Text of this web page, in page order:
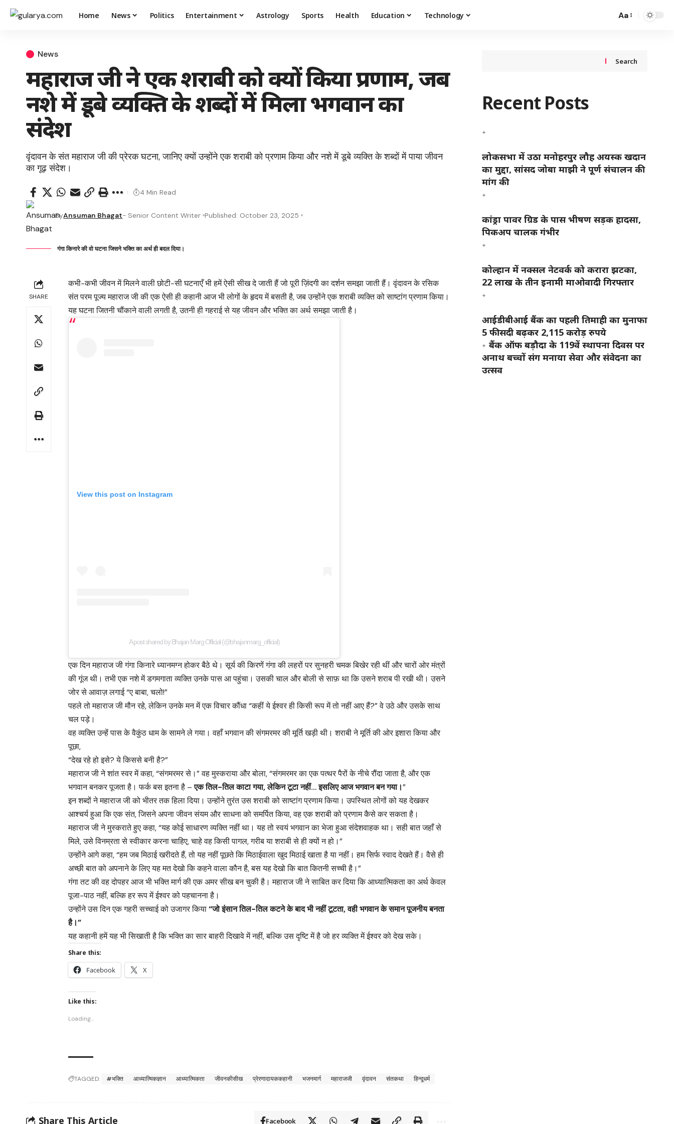
Home News Politics Entertainment Astrology Sports Health Education Technology Aa
News
महाराज जी ने एक शराबी को क्यों किया प्रणाम, जब
नशे में डूबे व्यक्ति के शब्दों में मिला भगवान का
संदेश
वृंदावन के संत महाराज जी की प्रेरक घटना, जानिए क्यों उन्होंने एक शराबी को प्रणाम किया और नशे में डूबे व्यक्ति के शब्दों में पाया जीवन
का गूढ़ संदेश।
ByAnsuman Bhagat- Senior Content Writer Published: October 23, 2025
4 Min Read
गंगा किनारे की वो घटना जिसने भक्ति का अर्थ ही बदल दिया।
SHARE
कभी-कभी जीवन में मिलने वाली छोटी-सी घटनाएँ भी हमें ऐसी सीख दे जाती हैं जो पूरी ज़िंदगी का दर्शन समझा जाती हैं। वृंदावन के रसिक
संत परम पूज्य महाराज जी की एक ऐसी ही कहानी आज भी लोगों के हृदय में बसती है, जब उन्होंने एक शराबी व्यक्ति को साष्टांग प्रणाम किया।
यह घटना जितनी चौंकाने वाली लगती है, उतनी ही गहराई से यह जीवन और भक्ति का अर्थ समझा जाती है।
View this post on Instagram
A post shared by Bhajan Marg Official (@bhajanmarg_official)
एक दिन महाराज जी गंगा किनारे ध्यानमग्न होकर बैठे थे। सूर्य की किरणें गंगा की लहरों पर सुनहरी चमक बिखेर रही थीं और चारों ओर मंत्रों
की गूंज थी। तभी एक नशे में डगमगाता व्यक्ति उनके पास आ पहुंचा। उसकी चाल और बोली से साफ़ था कि उसने शराब पी रखी थी। उसने
जोर से आवाज़ लगाई “ए बाबा, चलो!”
पहले तो महाराज जी मौन रहे, लेकिन उनके मन में एक विचार कौंधा “कहीं ये ईश्वर ही किसी रूप में तो नहीं आए हैं?” वे उठे और उसके साथ
चल पड़े।
वह व्यक्ति उन्हें पास के वैकुंठ धाम के सामने ले गया। वहाँ भगवान की संगमरमर की मूर्ति खड़ी थी। शराबी ने मूर्ति की ओर इशारा किया और
पूछा,
“देख रहे हो इसे? ये किससे बनी है?”
महाराज जी ने शांत स्वर में कहा, “संगमरमर से।” वह मुस्कराया और बोला, “संगमरमर का एक पत्थर पैरों के नीचे रौंदा जाता है, और एक
भगवान बनकर पूजता है। फर्क बस इतना है –एक तिल-तिल काटा गया, लेकिन टूटा नहीं… इसलिए आज भगवान बन गया।”
इन शब्दों ने महाराज जी को भीतर तक हिला दिया। उन्होंने तुरंत उस शराबी को साष्टांग प्रणाम किया। उपस्थित लोगों को यह देखकर
आश्चर्य हुआ कि एक संत, जिसने अपना जीवन संयम और साधना को समर्पित किया, वह एक शराबी को प्रणाम कैसे कर सकता है।
महाराज जी ने मुस्कराते हुए कहा, “यह कोई साधारण व्यक्ति नहीं था। यह तो स्वयं भगवान का भेजा हुआ संदेशवाहक था। सही बात जहाँ से
मिले, उसे विनम्रता से स्वीकार करना चाहिए, चाहे वह किसी पागल, गरीब या शराबी से ही क्यों न हो।”
उन्होंने आगे कहा, “हम जब मिठाई खरीदते हैं, तो यह नहीं पूछते कि मिठाईवाला खुद मिठाई खाता है या नहीं। हम सिर्फ स्वाद देखते हैं। वैसे ही
अच्छी बात को अपनाने के लिए यह मत देखो कि कहने वाला कौन है, बस यह देखो कि बात कितनी सच्ची है।”
गंगा तट की वह दोपहर आज भी भक्ति मार्ग की एक अमर सीख बन चुकी है। महाराज जी ने साबित कर दिया कि आध्यात्मिकता का अर्थ केवल
पूजा-पाठ नहीं, बल्कि हर रूप में ईश्वर को पहचानना है।
उन्होंने उस दिन एक गहरी सच्चाई को उजागर किया“जो इंसान तिल-तिल कटने के बाद भी नहीं टूटता, वही भगवान के समान पूजनीय बनता
है।”
यह कहानी हमें यह भी सिखाती है कि भक्ति का सार बाहरी दिखावे में नहीं, बल्कि उस दृष्टि में है जो हर व्यक्ति में ईश्वर को देख सके।
Share this:
Facebook X
Like this:
Loading...
TAGGED: #भक्ति आध्यात्मिकज्ञान आध्यात्मिकता जीवनकीसीख प्रेरणादायककहानी भजनमार्ग महाराजजी वृंदावन संतकथा हिन्दूधर्म
Share This Article Facebook
Search
Recent Posts
लोकसभा में उठा मनोहरपुर लौह अयस्क खदान
का मुद्दा, सांसद जोबा माझी ने पूर्ण संचालन की
मांग की
कांड्रा पावर ग्रिड के पास भीषण सड़क हादसा,
पिकअप चालक गंभीर
कोल्हान में नक्सल नेटवर्क को करारा झटका,
22 लाख के तीन इनामी माओवादी गिरफ्तार
आईडीबीआई बैंक का पहली तिमाही का मुनाफा
5 फीसदी बढ़कर 2,115 करोड़ रुपये
बैंक ऑफ बड़ौदा के 119वें स्थापना दिवस पर
अनाथ बच्चों संग मनाया सेवा और संवेदना का
उत्सव